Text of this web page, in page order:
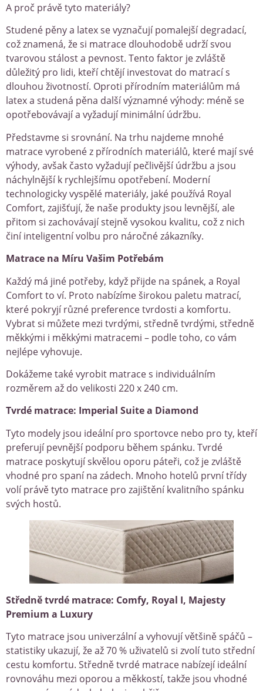
A proč právě tyto materiály?
Studené pěny a latex se vyznačují pomalejší degradací,
což znamená, že si matrace dlouhodobě udrží svou
tvarovou stálost a pevnost. Tento faktor je zvláště
důležitý pro lidi, kteří chtějí investovat do matrací s
dlouhou životností. Oproti přírodním materiálům má
latex a studená pěna další významné výhody: méně se
opotřebovávají a vyžadují minimální údržbu.
Představme si srovnání. Na trhu najdeme mnohé
matrace vyrobené z přírodních materiálů, které mají své
výhody, avšak často vyžadují pečlivější údržbu a jsou
náchylnější k rychlejšímu opotřebení. Moderní
technologicky vyspělé materiály, jaké používá Royal
Comfort, zajišťují, že naše produkty jsou levnější, ale
přitom si zachovávají stejně vysokou kvalitu, což z nich
činí inteligentní volbu pro náročné zákazníky.
Matrace na Míru Vašim Potřebám
Každý má jiné potřeby, když přijde na spánek, a Royal
Comfort to ví. Proto nabízíme širokou paletu matrací,
které pokryjí různé preference tvrdosti a komfortu.
Vybrat si můžete mezi tvrdými, středně tvrdými, středně
měkkými i měkkými matracemi – podle toho, co vám
nejlépe vyhovuje.
Dokážeme také vyrobit matrace s individuálním
rozměrem až do velikosti 220 x 240 cm.
Tvrdé matrace: Imperial Suite a Diamond
Tyto modely jsou ideální pro sportovce nebo pro ty, kteří
preferují pevnější podporu během spánku. Tvrdé
matrace poskytují skvělou oporu páteři, což je zvláště
vhodné pro spaní na zádech. Mnoho hotelů první třídy
volí právě tyto matrace pro zajištění kvalitního spánku
svých hostů.
Středně tvrdé matrace: Comfy, Royal I, Majesty
Premium a Luxury
Tyto matrace jsou univerzální a vyhovují většině spáčů –
statistiky ukazují, že až 70 % uživatelů si zvolí tuto střední
cestu komfortu. Středně tvrdé matrace nabízejí ideální
rovnováhu mezi oporou a měkkostí, takže jsou vhodné